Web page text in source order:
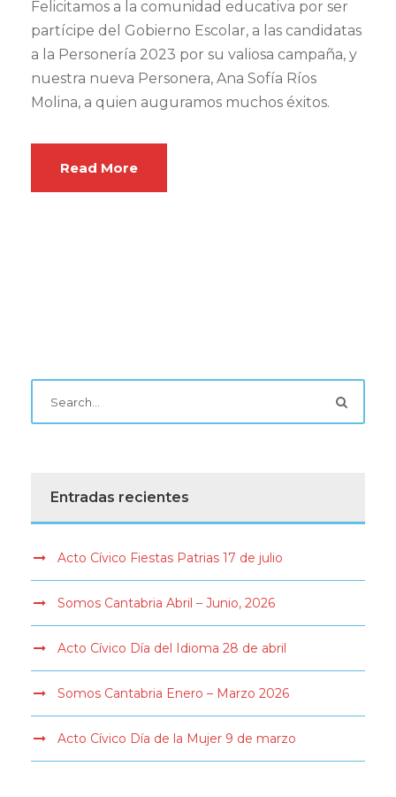
Felicitamos a la comunidad educativa por ser
partícipe del Gobierno Escolar, a las candidatas
a la Personería 2023 por su valiosa campaña, y
nuestra nueva Personera, Ana Sofía Ríos
Molina, a quien auguramos muchos éxitos.
Read More
Entradas recientes
Acto Cívico Fiestas Patrias 17 de julio
Somos Cantabria Abril – Junio, 2026
Acto Cívico Día del Idioma 28 de abril
Somos Cantabria Enero – Marzo 2026
Acto Cívico Día de la Mujer 9 de marzo